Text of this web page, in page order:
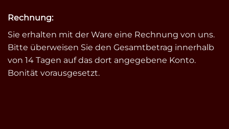
Rechnung:
Sie erhalten mit der Ware eine Rechnung von uns.
Bitte überweisen Sie den Gesamtbetrag innerhalb
von 14 Tagen auf das dort angegebene Konto.
Bonität vorausgesetzt.